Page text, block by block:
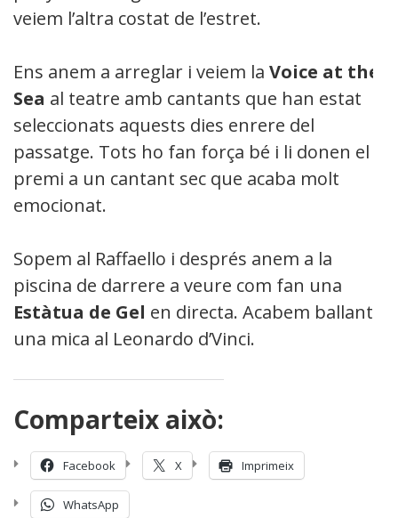
veiem l’altra costat de l’estret.
Ens anem a arreglar i veiem la Voice at the
Sea al teatre amb cantants que han estat
seleccionats aquests dies enrere del
passatge. Tots ho fan força bé i li donen el
premi a un cantant sec que acaba molt
emocionat.
Sopem al Raffaello i després anem a la
piscina de darrere a veure com fan una
Estàtua de Gel en directa. Acabem ballant
una mica al Leonardo d’Vinci.
Comparteix això:
Facebook X Imprimeix
WhatsApp